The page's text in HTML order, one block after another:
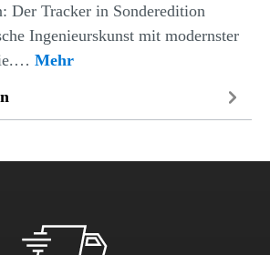
Der Tracker in Sonderedition
Ingenieurskunst mit modernster
Mehr